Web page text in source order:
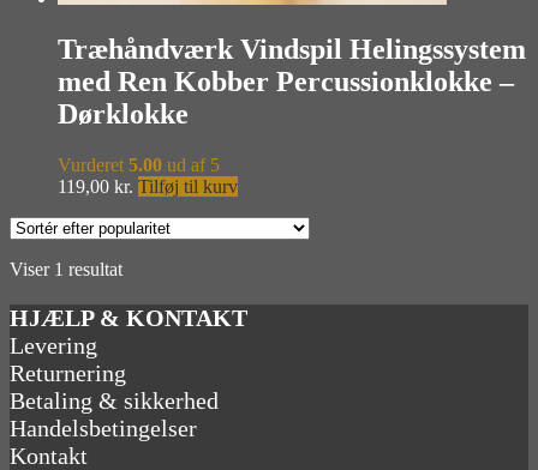
Træhåndværk Vindspil Helingssystem
med Ren Kobber Percussionklokke –
Dørklokke
Vurderet 5.00 ud af 5
119,00 kr. Tilføj til kurv
Viser 1 resultat
HJÆLP & KONTAKT
Levering
Returnering
Betaling & sikkerhed
Handelsbetingelser
Kontakt